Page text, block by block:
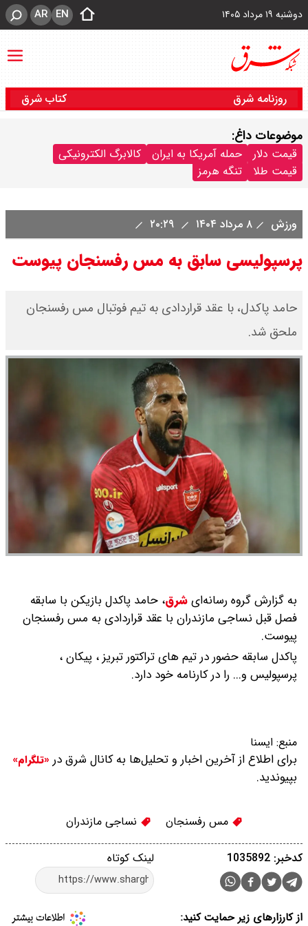
دوشنبه ۱۹ مرداد ۱۴۰۵ EN
AR
روزنامه شرق کتاب شرق
موضوعات داغ:
قیمت دلار حمله آمریکا به ایران
کالابرگ الکترونیکی
قیمت طلا
تنگه هرمز
ورزش ۸ مرداد ۱۴۰۴
پرسپولیسی سابق به مس رفسنجان پیوست
حامد پاکدل، با عقد قراردادی به تیم فوتبال مس رفسنجان
ملحق شد.
به گزارش گروه رسانه‌ایشرق، حامد پاکدل بازیکن با سابقه
فصل قبل نساجی مازندران با عقد قراردادی به مس رفسنجان
پیوست.
پاکدل سابقه حضور در تیم های تراکتور تبریز ، پیکان ،
پرسپولیس و... را در کارنامه خود دارد.
منبع: ايسنا
برای اطلاع از آخرین اخبار و تحلیل‌ها به کانال شرق در «تلگرام»
بپیوندید.
مس رفسنجان نساجی مازندران
لینک کوتاه کدخبر: 1035892
از کارزارهای زیر حمایت کنید: